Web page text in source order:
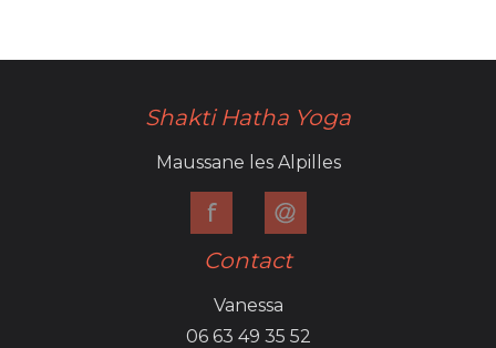
Shakti Hatha Yoga
Maussane les Alpilles
Contact
Vanessa
06 63 49 35 52